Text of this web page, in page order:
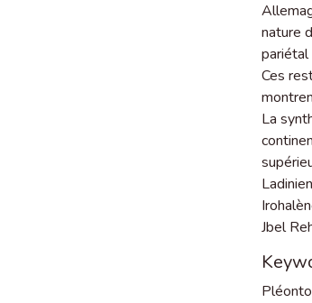
nature
pariétal
Ces
La
Jbel